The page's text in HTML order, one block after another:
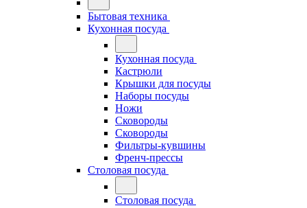
Бытовая техника
Кухонная посуда
Кухонная посуда
Кастрюли
Крышки для посуды
Наборы посуды
Ножи
Сковороды
Сковороды
Фильтры-кувшины
Френч-прессы
Столовая посуда
Столовая посуда